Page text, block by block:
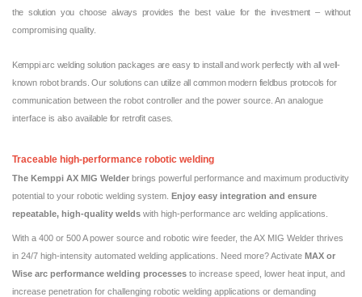
the solution you choose always provides the best value for the investment – without
compromising quality.
Kemppi arc welding solution packages are easy to install and work perfectly with all well-
known robot brands. Our solutions can utilize all common modern fieldbus protocols for
communication between the robot controller and the power source. An analogue
interface is also available for retrofit cases.
Traceable high-​​performance robotic welding
The Kemppi AX MIG Welder brings powerful performance and maximum productivity
potential to your robotic welding system. Enjoy easy integration and ensure
repeatable, high-quality welds with high-performance arc welding applications.
With a 400 or 500 A power source and robotic wire feeder, the AX MIG Welder thrives
in 24/7 high-intensity automated welding applications. Need more? Activate MAX or
Wise arc performance welding processes to increase speed, lower heat input, and
increase penetration for challenging robotic welding applications or demanding